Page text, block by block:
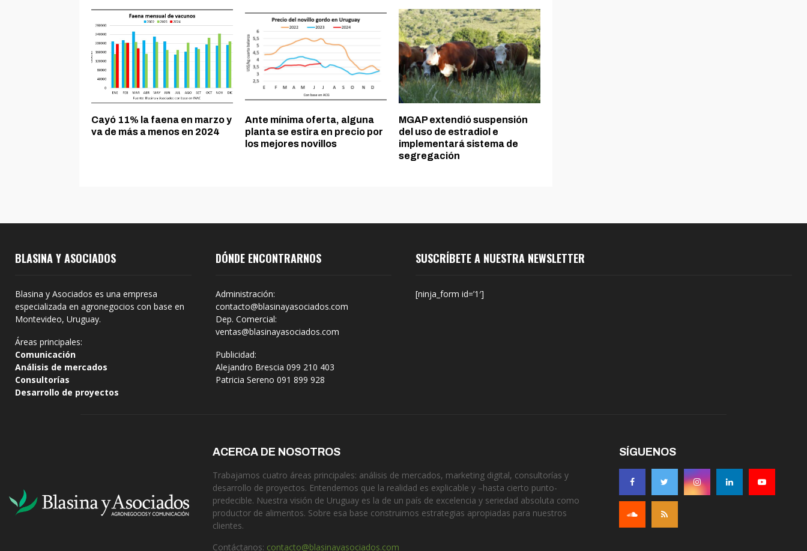
Cayó 11% la faena en marzo y
va de más a menos en 2024
Ante mínima oferta, alguna
planta se estira en precio por
los mejores novillos
MGAP extendió suspensión
del uso de estradiol e
implementará sistema de
segregación
BLASINA Y ASOCIADOS
Blasina y Asociados es una empresa
especializada en agronegocios con base en
Montevideo, Uruguay.
Áreas principales:
Comunicación
Análisis de mercados
Consultorías
Desarrollo de proyectos
DÓNDE ENCONTRARNOS
Administración:
contacto@blasinayasociados.com
Dep. Comercial:
ventas@blasinayasociados.com
Publicidad:
Alejandro Brescia 099 210 403
Patricia Sereno 091 899 928
SUSCRÍBETE A NUESTRA NEWSLETTER
[ninja_form id=’1′]
ACERCA DE NOSOTROS
Trabajamos cuatro áreas principales: análisis de mercados, marketing digital, consultorías y
desarrollo de proyectos. Entendemos que la realidad es explicable y –hasta cierto punto-
predecible. Nuestra visión de Uruguay es la de un país de excelencia y seriedad absoluta como
productor de alimentos. Sobre esa base construimos estrategias apropiadas para nuestros
clientes.
Contáctanos: contacto@blasinayasociados.com
SÍGUENOS